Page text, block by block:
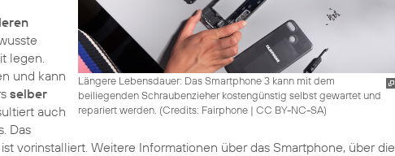
Längere Lebensdauer: Das Smartphone 3 kann mit dem
beiliegenden Schraubenzieher kostengünstig selbst gewartet und
repariert werden. (Credits: Fairphone| CC BY-NC-SA)
legen.
und kann
selber
auch
Das
ist vorinstalliert. Weitere Informationen über das Smartphone, über die